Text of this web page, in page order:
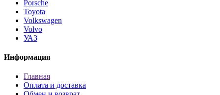
Porsche
Toyota
Volkswagen
Volvo
УАЗ
Информация
Главная
Оплата и доставка